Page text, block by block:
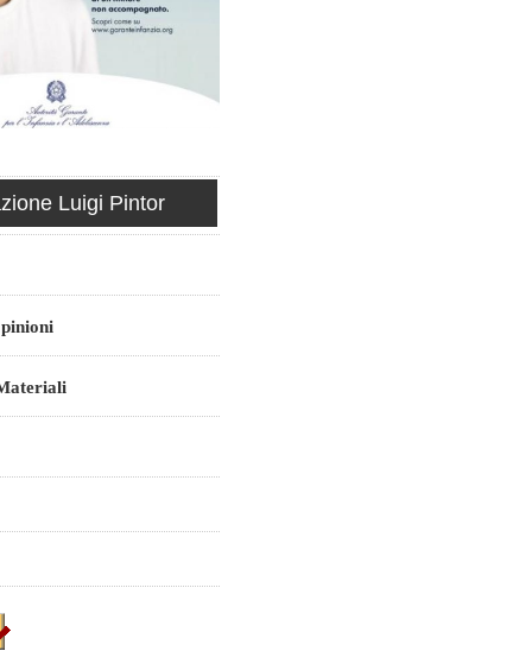
Luigi Pintor